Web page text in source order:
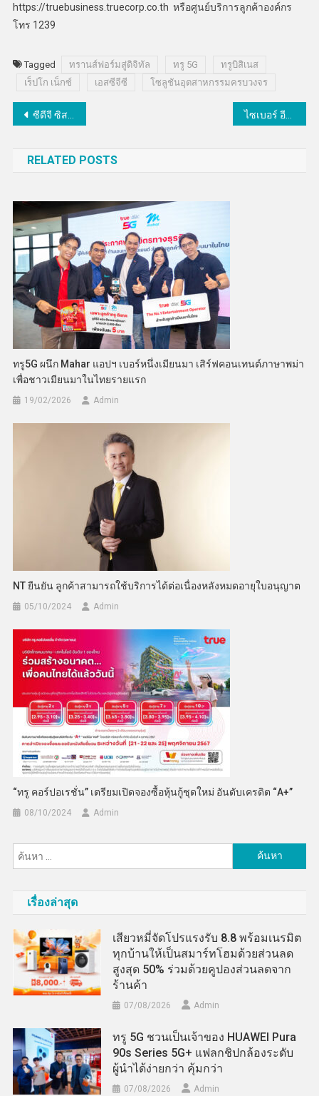
https://truebusiness.truecorp.co.th หรือศูนย์บริการลูกค้าองค์กร
โทร 1239
Tagged ทรานส์ฟอร์มสู่ดิจิทัล ทรู 5G
ทรูบิสิเนส
เร็ปโก เน็กซ์
เอสซีจีซี โซลูชันอุตสาหกรรมครบวงจร
แนะแนว
ซีดีจี ซิสเต็มส์ ส่งซอฟต์แวร์ FlowSoft as a Service ตอบโจทย์ e-Office
RELATED POSTS
ทรู5G ผนึก Mahar แอปฯ เบอร์หนึ่งเมียนมา เสิร์ฟคอนเทนต์ภาษาพม่า
เพื่อชาวเมียนมาในไทยรายแรก
19/02/2026 Admin
NT ยืนยัน ลูกค้าสามารถใช้บริการได้ต่อเนื่องหลังหมดอายุใบอนุญาต
05/10/2024 Admin
“ทรู คอร์ปอเรชั่น” เตรียมเปิดจองซื้อหุ้นกู้ชุดใหม่ อันดับเครดิต “A+”
08/10/2024 Admin
สำหรับ:
เรื่องล่าสุด
เสียวหมี่จัดโปรแรงรับ 8.8 พร้อมเนรมิต
ทุกบ้านให้เป็นสมาร์ทโฮมด้วยส่วนลด
สูงสุด 50% ร่วมด้วยคูปองส่วนลดจาก
ร้านค้า
07/08/2026 Admin
ทรู 5G ชวนเป็นเจ้าของ HUAWEI Pura
90s Series 5G+ แฟลกชิปกล้องระดับ
ผู้นำได้ง่ายกว่า คุ้มกว่า
07/08/2026 Admin